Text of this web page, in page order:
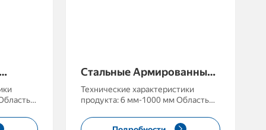
С
изгиб
Стальные Армированные
Водопроводные Шланги
Технические характеристики
продукта: 6 мм-1000 мм Область
воды, транспортировка масла,